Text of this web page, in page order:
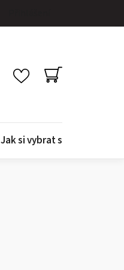
NÁKUPNÍ
KOŠÍK
Jak si vybrat správné kolo